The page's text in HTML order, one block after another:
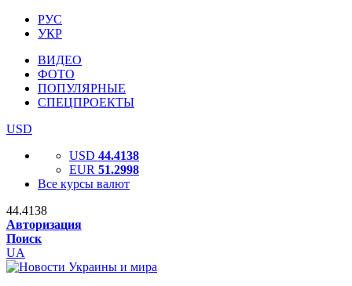
РУС
УКР
ВИДЕО
ФОТО
ПОПУЛЯРНЫЕ
СПЕЦПРОЕКТЫ
USD
USD 44.4138
EUR 51.2998
Все курсы валют
44.4138
Авторизация
Поиск
UA